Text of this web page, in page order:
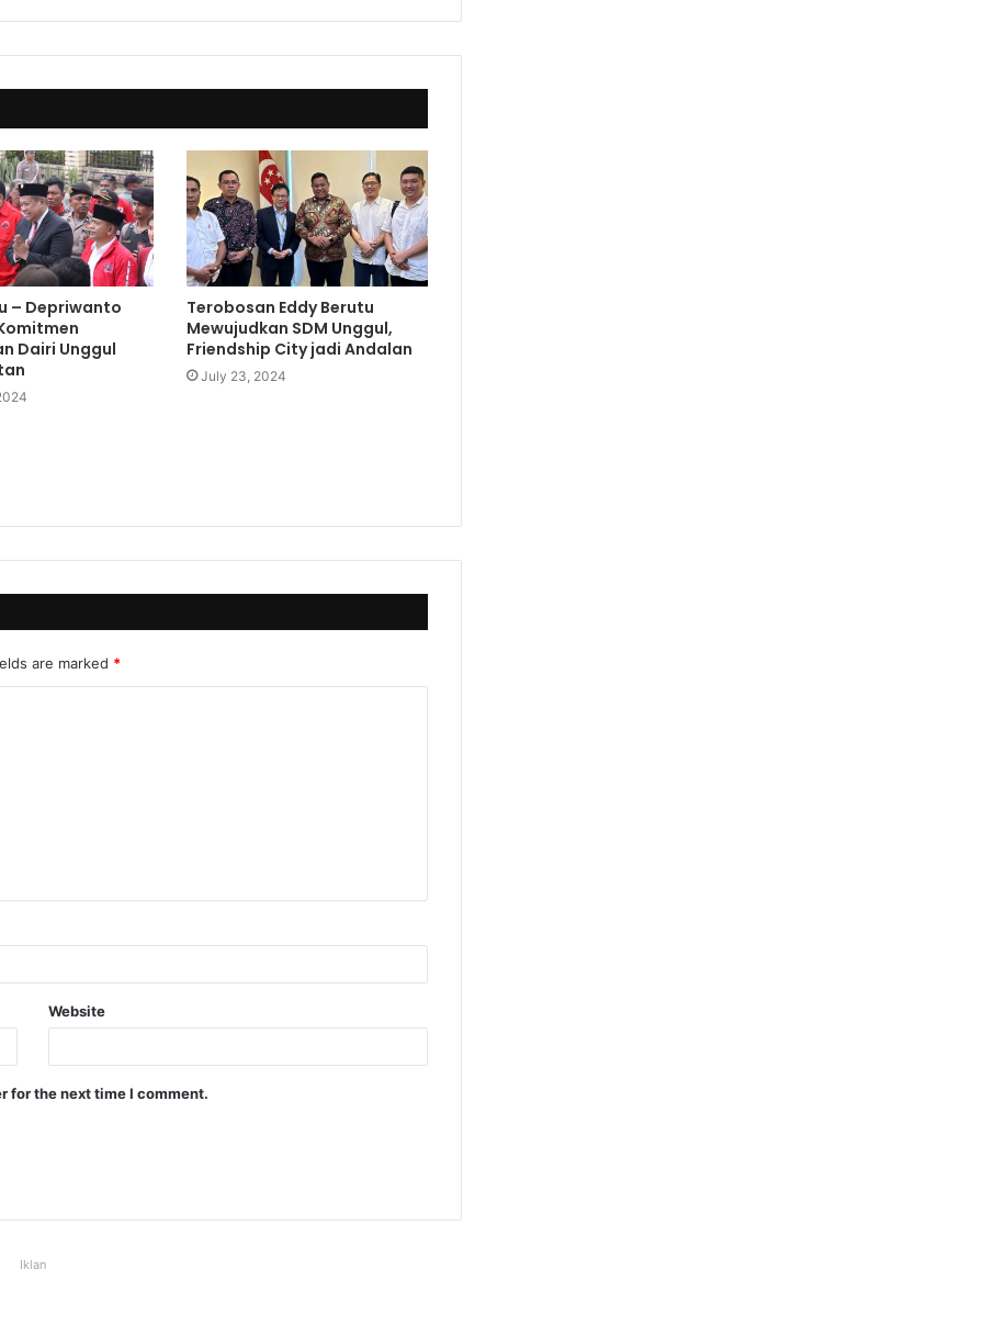
– Depriwanto
Dairi Unggul
Terobosan Eddy Berutu
Mewujudkan SDM Unggul,
Friendship City jadi Andalan
July 23, 2024
are marked *
Website
for the next time I comment.
Iklan